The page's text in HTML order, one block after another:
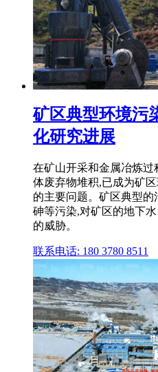
矿区典型环境污
化研究进展
在矿山开采和金属冶炼过
体废弃物堆积,已成为矿
的主要问题。矿区典型的
砷等污染,对矿区的地下
的威胁。
联系电话: 180 3780 8511